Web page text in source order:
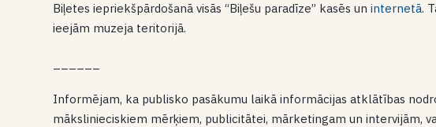
Biļetes iepriekšpārdošanā visās “Biļešu paradīze” kasēs uninternetā.
ieejām muzeja teritorijā.
Informējam, ka publisko pasākumu laikā informācijas atklātības
mākslinieciskiem mērķiem, publicitātei, mārketingam un intervijām,